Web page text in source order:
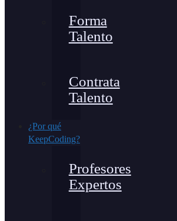
Forma
Talento
Contrata
Talento
¿Por qué
KeepCoding?
Profesores
Expertos